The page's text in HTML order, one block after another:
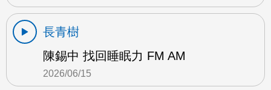
長青樹
陳錫中 找回睡眠力 FM AM
2026/06/15